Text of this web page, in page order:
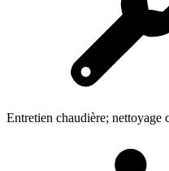
Entretien chaudière; nettoyage